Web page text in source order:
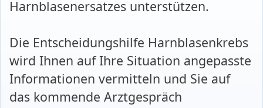
Harnblasenersatzes unterstützen.
Die Entscheidungshilfe Harnblasenkrebs
wird Ihnen auf Ihre Situation angepasste
Informationen vermitteln und Sie auf
das kommende Arztgespräch